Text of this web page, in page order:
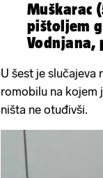
Muškarac
pištoljem
Vodnjana,
U šest je
romobilu na kojem
ništa ne otuđivši.